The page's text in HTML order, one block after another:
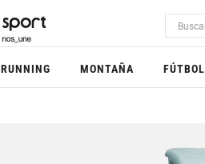
RUNNING MONTAÑA FÚTBOL